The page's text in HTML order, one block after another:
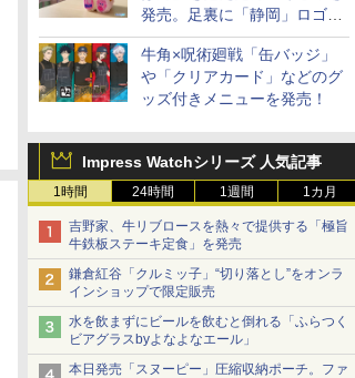
発売。足裏に「静岡」ロゴや
キャラクターの刺繍も
牛角×呪術廻戦「缶バッジ」
や「クリアカード」などのグ
ッズ付きメニューを発売！
Impress Watchシリーズ 人気記事
1時間 24時間 1週間 1カ月
吉野家、牛リブロースを熱々で提供する「極旨
牛鉄板ステーキ定食」を発売
鎌倉紅谷「クルミッ子」“切り落とし”をオンラ
インショップで限定販売
水を飲まずにビールを飲むと倒れる「ふらつく
ビアグラスbyよなよなエール」
本日発売「スヌーピー」圧縮収納ポーチ。ファ